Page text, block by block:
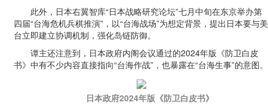
此外，日本右翼智库“日本战略研究论坛”七月中旬在东京举办第
四届“台海危机兵棋推演”，以“台海战场”为想定背景，提出日本要与美
台立即建立协调机制，强化岛链防御。
谭主还注意到，日本政府内阁会议通过的2024年版《防卫白皮
书》中有不少内容直接指向“台海作战”，也暴露在“台海生事”的意图。
日本政府2024年版《防卫白皮书》